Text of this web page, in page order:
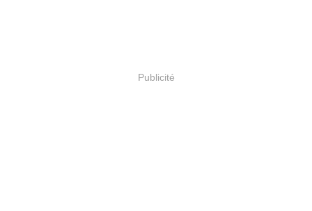
Publicité